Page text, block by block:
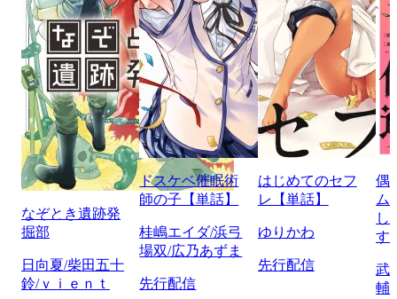
なぞとき遺跡発
掘部
日向夏/柴田五十
鈴/ｖｉｅｎｔ
ドスケベ催眠術
師の子【単話】
桂嶋エイダ/浜弓
場双/広乃あずま
先行配信
はじめてのセフ
レ【単話】
ゆりかわ
先行配信
偶
ム
し
す
武
輔